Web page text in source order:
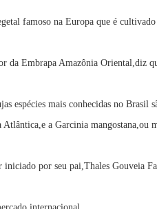
famoso na Europa que é
da Embrapa Amazônia Oriental,diz
espécies mais conhecidas no Brasil
a Garcinia mangostana,ou
por seu pai,Thales Gouveia